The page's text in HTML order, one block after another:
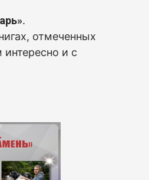
.
отмеченных
и с